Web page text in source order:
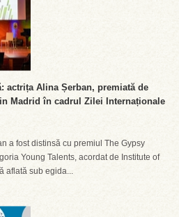
actrița Alina Șerban, premiată de
Madrid în cadrul Zilei Internaționale
a fost distinsă cu premiul The Gypsy
Young Talents, acordat de Institute of
aflată sub egida...